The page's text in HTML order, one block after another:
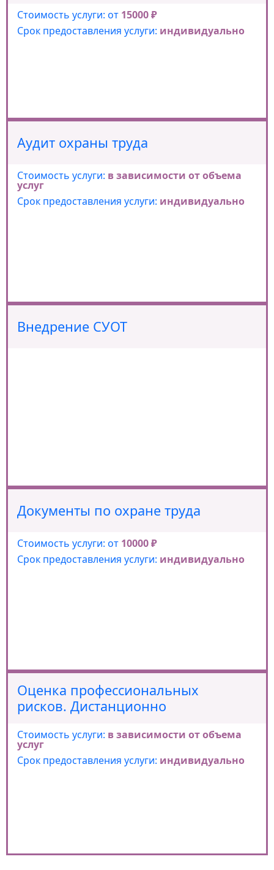
Стоимость услуги: от 15000 ₽
Срок предоставления услуги: индивидуально
Аудит охраны труда
Стоимость услуги: в зависимости от объема
услуг
Срок предоставления услуги: индивидуально
Внедрение СУОТ
Документы по охране труда
Стоимость услуги: от 10000 ₽
Срок предоставления услуги: индивидуально
Оценка профессиональных
рисков. Дистанционно
Стоимость услуги: в зависимости от объема
услуг
Срок предоставления услуги: индивидуально